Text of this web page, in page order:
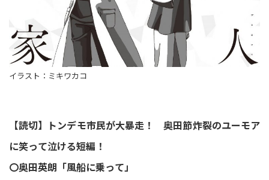
イラスト：ミキワカコ
【読切】トンデモ市民が大暴走！ 奥田節炸裂のユーモア
に笑って泣ける短編！
〇奥田英朗「風船に乗って」